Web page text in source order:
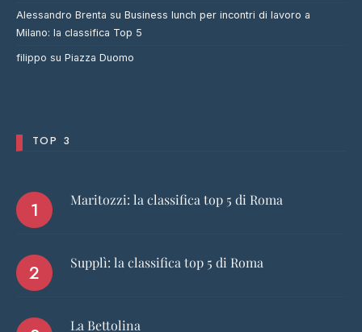
Alessandro Brenta su Business lunch per incontri di lavoro a
Milano: la classifica Top 5
filippo su Piazza Duomo
TOP 3
Maritozzi: la classifica top 5 di Roma
Supplì: la classifica top 5 di Roma
La Bettolina